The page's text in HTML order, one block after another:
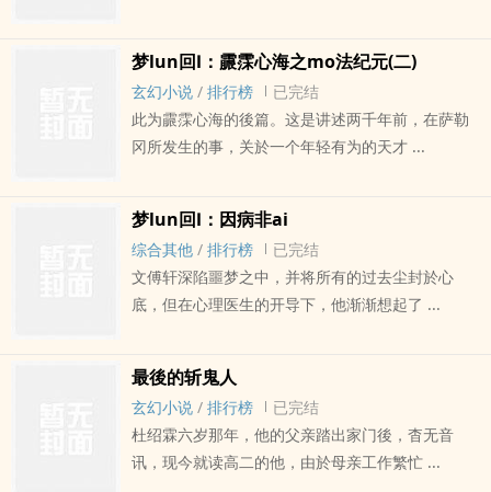
梦lun回Ⅰ：霢霂心海之mo法纪元(二)
玄幻小说 / 排行榜
已完结
此为霢霂心海的後篇。这是讲述两千年前，在萨勒
冈所发生的事，关於一个年轻有为的天才 ...
梦lun回Ⅰ：因病非ai
综合其他 / 排行榜
已完结
文傅轩深陷噩梦之中，并将所有的过去尘封於心
底，但在心理医生的开导下，他渐渐想起了 ...
最後的斩鬼人
玄幻小说 / 排行榜
已完结
杜绍霖六岁那年，他的父亲踏出家门後，杳无音
讯，现今就读高二的他，由於母亲工作繁忙 ...